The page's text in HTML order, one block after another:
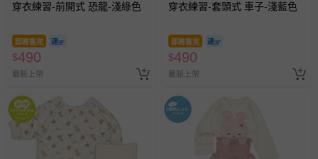
穿衣練習-前開式 恐龍-淺綠色
即將售完
$490
最新上架
穿衣練習-套頭式 車子-淺藍色
即將售完
$490
最新上架